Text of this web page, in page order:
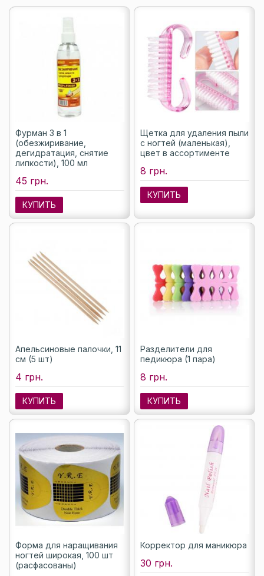
Фурман 3 в 1
(обезжиривание,
дегидратация, снятие
липкости), 100 мл
45 грн.
КУПИТЬ
Щетка для удаления пыли
с ногтей (маленькая),
цвет в ассортименте
8 грн.
КУПИТЬ
Апельсиновые палочки, 11
см (5 шт)
4 грн.
КУПИТЬ
Разделители для
педикюра (1 пара)
8 грн.
КУПИТЬ
Форма для наращивания
ногтей широкая, 100 шт
(расфасованы)
Корректор для маникюра
30 грн.